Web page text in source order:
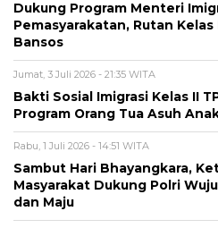
Dukung Program Menteri
Pemasyarakatan, Rutan Kelas
Bansos
Jumat, 3 Juli 2026 - 21:35 WITA
Bakti Sosial Imigrasi Kelas II
Program Orang Tua Asuh
Rabu, 1 Juli 2026 - 14:51 WITA
Sambut Hari Bhayangkara,
Masyarakat Dukung Polri
dan Maju